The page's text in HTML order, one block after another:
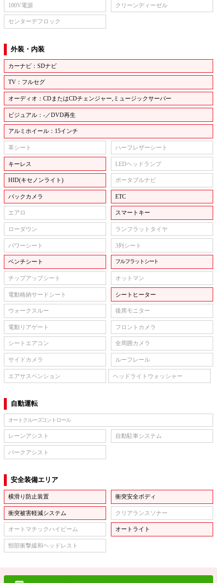
100V電源 クリーンディーゼル
センターデフロック
外装・内装
カーナビ：SDナビ
TV：フルセグ
オーディオ：CDまたはCDチェンジャー,ミュージックサーバー
ビジュアル：-／DVD再生
アルミホイール：15インチ
革シート ハーフレザーシート
キーレス LEDヘッドランプ
HID(キセノンライト) ポータブルナビ
バックカメラ ETC
エアロ スマートキー
ローダウン ランフラットタイヤ
パワーシート 3列シート
ベンチシート フルフラットシート
チップアップシート オットマン
電動格納サードシート シートヒーター
ウォークスルー 後席モニター
電動リアゲート フロントカメラ
シートエアコン 全周囲カメラ
サイドカメラ ルーフレール
エアサスペンション ヘッドライトウォッシャー
自動運転
オートクルーズコントロール
レーンアシスト 自動駐車システム
パークアシスト
安全装備エリア
横滑り防止装置 衝突安全ボディ
衝突被害軽減システム クリアランスソナー
オートマチックハイビーム オートライト
頸部衝撃緩和ヘッドレスト